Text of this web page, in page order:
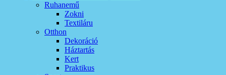
Ruhanemű
Zokni
Textiláru
Otthon
Dekoráció
Háztartás
Kert
Praktikus